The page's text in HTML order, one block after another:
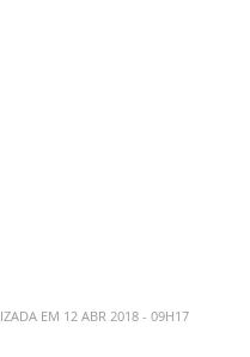
EM 12 ABR 2018 - 09H17